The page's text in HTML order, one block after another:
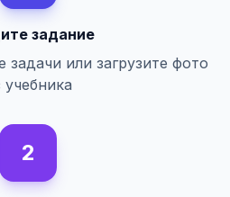
задание
задачи или загрузите фото
учебника
2